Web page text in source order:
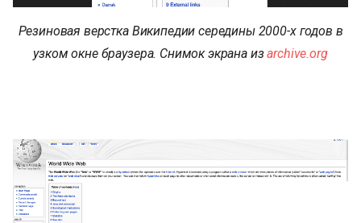
Резиновая верстка Википедии середины 2000-х годов в
узком окне браузера. Снимок экрана изarchive.org